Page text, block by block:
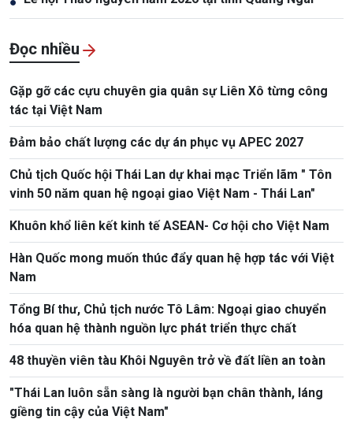
Đọc nhiều
Gặp gỡ các cựu chuyên gia quân sự Liên Xô từng công
tác tại Việt Nam
Đảm bảo chất lượng các dự án phục vụ APEC 2027
Chủ tịch Quốc hội Thái Lan dự khai mạc Triển lãm " Tôn
vinh 50 năm quan hệ ngoại giao Việt Nam - Thái Lan"
Khuôn khổ liên kết kinh tế ASEAN- Cơ hội cho Việt Nam
Hàn Quốc mong muốn thúc đẩy quan hệ hợp tác với Việt
Nam
Tổng Bí thư, Chủ tịch nước Tô Lâm: Ngoại giao chuyển
hóa quan hệ thành nguồn lực phát triển thực chất
48 thuyền viên tàu Khôi Nguyên trở về đất liền an toàn
"Thái Lan luôn sẵn sàng là người bạn chân thành, láng
giềng tin cậy của Việt Nam"